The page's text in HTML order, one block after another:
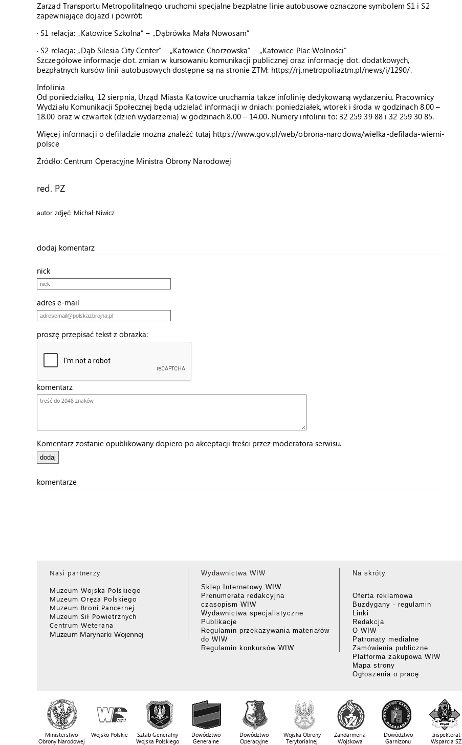
Zarząd Transportu Metropolitalnego uruchomi specjalne bezpłatne linie autobusowe oznaczone symbolem S1 i S2
zapewniające dojazd i powrót:
· S1 relacja: „Katowice Szkolna” – „Dąbrówka Mała Nowosam”
· S2 relacja: „Dąb Silesia City Center” – „Katowice Chorzowska” – „Katowice Plac Wolności”
Szczegółowe informacje dot. zmian w kursowaniu komunikacji publicznej oraz informację dot. dodatkowych,
bezpłatnych kursów linii autobusowych dostępne są na stronie ZTM: https://rj.metropoliaztm.pl/news/i/1290/.
Infolinia
Od poniedziałku, 12 sierpnia, Urząd Miasta Katowice uruchamia także infolinię dedykowaną wydarzeniu. Pracownicy
Wydziału Komunikacji Społecznej będą udzielać informacji w dniach: poniedziałek, wtorek i środa w godzinach 8.00 –
18.00 oraz w czwartek (dzień wydarzenia) w godzinach 8.00 – 14.00. Numery infolinii to: 32 259 39 88 i 32 259 30 85.
Więcej informacji o defiladzie można znaleźć tutaj https://www.gov.pl/web/obrona-narodowa/wielka-defilada-wierni-
polsce
Źródło: Centrum Operacyjne Ministra Obrony Narodowej
red. PZ
autor zdjęć: Michał Niwicz
dodaj komentarz
nick
adres e-mail
proszę przepisać tekst z obrazka:
komentarz
Komentarz zostanie opublikowany dopiero po akceptacji treści przez moderatora serwisu.
komentarze
Nasi partnerzy
Muzeum Wojska Polskiego
Muzeum Oręża Polskiego
Muzeum Broni Pancernej
Muzeum Sił Powietrznych
Centrum Weterana
Muzeum Marynarki Wojennej
Wydawnictwa WIW
Sklep Internetowy WIW
Prenumerata redakcyjna
czasopism WIW
Wydawnictwa specjalistyczne
Publikacje
Regulamin przekazywania materiałów
do WIW
Regulamin konkursów WIW
Na skróty
Oferta reklamowa
Buzdygany - regulamin
Linki
Redakcja
O WIW
Patronaty medialne
Zamówienia publiczne
Platforma zakupowa WIW
Mapa strony
Ogłoszenia o pracę
Ministerstwo
Obrony Narodowej
Wojsko Polskie
Sztab Generalny
Wojska Polskiego
Dowództwo
Generalne
Dowództwo
Operacyjne
Wojska Obrony
Terytorialnej
Żandarmeria
Wojskowa
Dowództwo
Garnizonu
Inspektorat
Wsparcia SZ